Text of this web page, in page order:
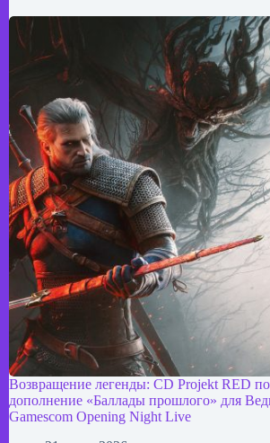
Возвращение легенды: CD Projekt RED
дополнение «Баллады прошлого» для
Gamescom Opening Night Live